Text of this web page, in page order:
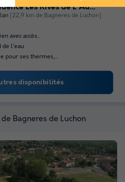
Pierre & Vacances Résidence Les Rives de L'Aure
(22,9 km de Bagneres de Luchon)
avec accès…
de l'eau
pour ses thermes,…
disponibilités
Bagneres de Luchon